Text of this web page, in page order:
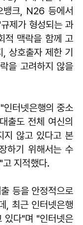
뱅크, N26 등에서
제가 형성되는 과
적 맥락을 함께 고
상호출자 제한 기
을 고려하지 않을
터넷은행의 중소
출도 전체 여신의
지 않고 있다고 본
하기 위해서는 수
지적했다.
등을 안정적으로
, 최근 인터넷은행
있다"며 "인터넷은